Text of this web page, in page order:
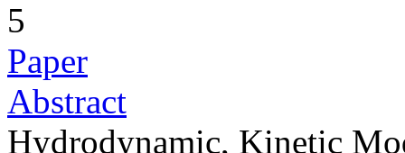
5
Paper
Abstract
Hydrodynamic, Kinetic